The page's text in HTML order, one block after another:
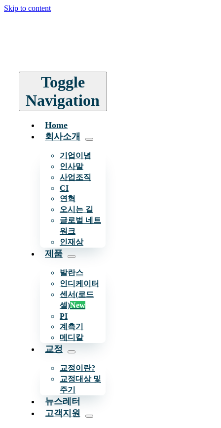
Skip to content
Toggle
Navigation
Home
회사소개
기업이념
인사말
사업조직
CI
연혁
오시는 길
글로벌 네트
워크
인재상
제품
발란스
인디케이터
센서(로드
셀)New
PI
계측기
메디칼
교정
교정이란?
교정대상 및
주기
뉴스레터
고객지원